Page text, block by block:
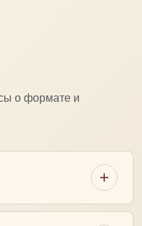
о формате и